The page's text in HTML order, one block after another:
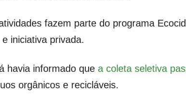
fazem parte do programa
iniciativa privada.
havia informado que a coleta seletiva
orgânicos e recicláveis.